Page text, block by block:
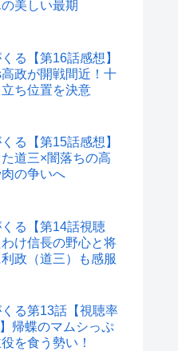
美しい最期
る【第16話感想】
政が開戦間近！十
ち位置を決意
る【第15話感想】
道三×闇落ちの高
の争いへ
る【第14話視聴
け信長の野心と将
政（道三）も感服
る第13話【視聴率
帰蝶のマムシっぷ
を食う勢い！